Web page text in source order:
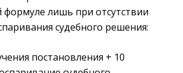
лишь при отсутствии
судебного решения:
постановления + 10